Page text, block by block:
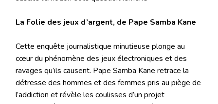
La Folie des jeux d’argent, de Pape Samba Kane
Cette enquête journalistique minutieuse plonge au
cœur du phénomène des jeux électroniques et des
ravages qu’ils causent. Pape Samba Kane retrace la
détresse des hommes et des femmes pris au piège de
l’addiction et révèle les coulisses d’un projet